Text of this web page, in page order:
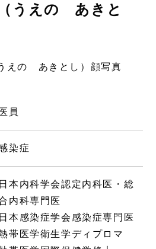
うえの あきと
医員
染症
日本内科学会認定内科医・総
内科専門医
日本感染症学会感染症専門医
帯医学衛生学ディプロマ